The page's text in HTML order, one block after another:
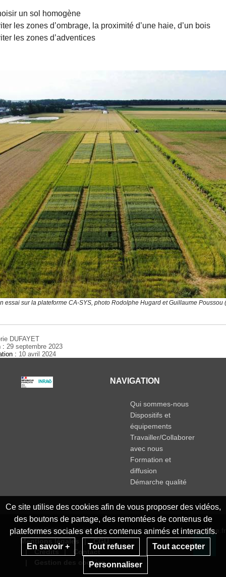
un sol homogène
les zones d’ombrage, la proximité d’une haie, d’un bois
les zones d’adventices
essai sur la plateforme CA-SYS, photo Rodolphe Hugard et Guillaume Poussou
DUFAYET
:29 septembre 2023
: 10 avril 2024
Ce site utilise des cookies afin de vous proposer des vidéos,
des boutons de partage, des remontées de contenus de
plateformes sociales et des contenus animés et interactifs.
En savoir +
Tout refuser Tout accepter
Personnaliser
NAVIGATION
Qui sommes-nous
Dispositifs et
équipements
Travailler/Collaborer
avec nous
Formation et
diffusion
Démarche qualité
© INRAE 2023 - 2026
Mentions légales
Crédits
Contact
Gestion des cookies
www.inrae.fr